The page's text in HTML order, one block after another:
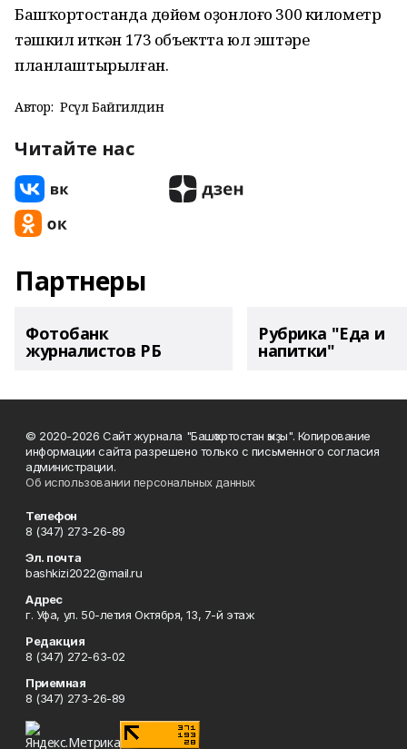
Башҡортостанда дөйөм оҙонлоғо 300 километр
тәшкил иткән 173 объектта юл эштәре
планлаштырылған.
Автор: Рәсүл Байгилдин
Читайте нас
Партнеры
Фотобанк
журналистов РБ
Рубрика "Еда и
напитки"
© 2020-2026 Сайт журнала "Башҡортостан ҡыҙы". Копирование
информации сайта разрешено только с письменного согласия
администрации.
Об использовании персональных данных
Телефон
8 (347) 273-26-89
Эл. почта
bashkizi2022@mail.ru
Адрес
г. Уфа, ул. 50-летия Октября, 13, 7-й этаж
Редакция
8 (347) 272-63-02
Приемная
8 (347) 273-26-89